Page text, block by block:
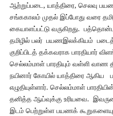
ஆற்றுப்படை, யாத்திரை, செலவு
சங்ககாலம் முதல் இப்போது வரை
கையாளப்பட்டு வருகிறது.
தமிழில் பலர் பயணஇலக்கியம்
குறிப்பிடத் தக்கவராக பாரதியார்
செல்லம்மாள் பாரதியும் வள்ளி
நயினார் கோயில் யாத்திரை
எழுதியுள்ளார். செல்லம்மாள்
தனித்த ஆய்வுக்கு உரியவை.
இடம் பெற்றுள்ள பயணக்